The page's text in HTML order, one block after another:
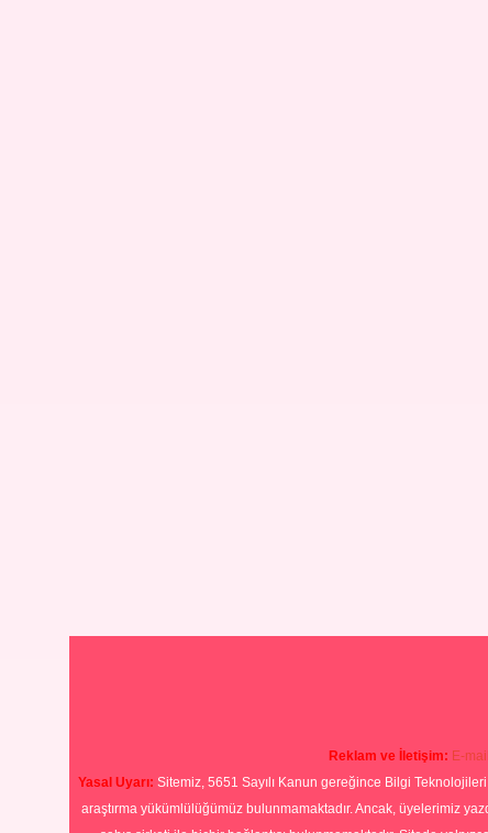
Reklam ve İletişim: E-
Yasal Uyarı: Sitemiz, 5651 Sayılı Kanun gereğince Bilgi
araştırma yükümlülüğümüz bulunmamaktadır. Ancak, üyelerimiz